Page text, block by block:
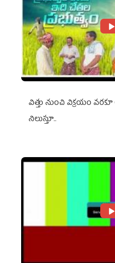
విత్తు నుంచి విక్రయం
నిలుస్తూ..